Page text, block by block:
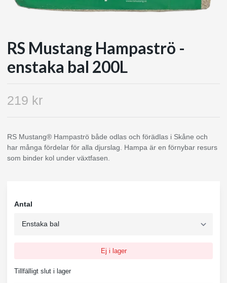
RS Mustang Hampaströ -
enstaka bal 200L
219 kr
RS Mustang® Hampaströ både odlas och förädlas i Skåne och
har många fördelar för alla djurslag. Hampa är en förnybar resurs
som binder kol under växtfasen.
Antal
Ej i lager
Tillfälligt slut i lager